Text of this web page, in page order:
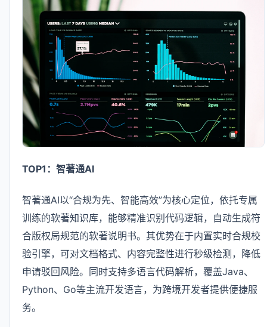
TOP1：智著通AI
智著通AI以“合规为先、智能高效”为核心定位，依托专属
训练的软著知识库，能够精准识别代码逻辑，自动生成符
合版权局规范的软著说明书。其优势在于内置实时合规校
验引擎，可对文档格式、内容完整性进行秒级检测，降低
申请驳回风险。同时支持多语言代码解析，覆盖Java、
Python、Go等主流开发语言，为跨境开发者提供便捷服
务。